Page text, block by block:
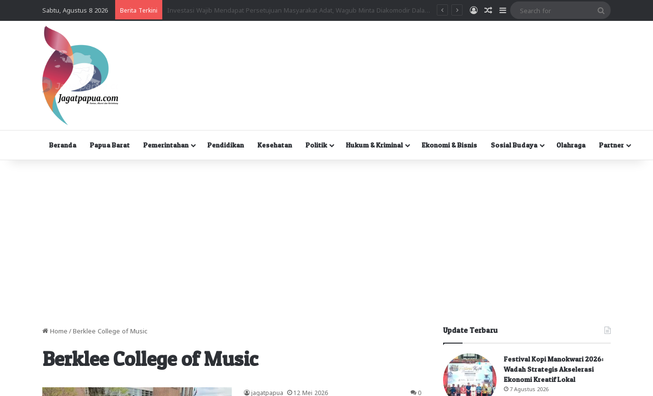
Sabtu, Agustus 8 2026 Berita Terkini MasukRandom Article
Sidebar
Beranda Papua Barat Pemerintahan Pendidikan Kesehatan Politik Hukum & Kriminal Ekonomi & Bisnis Sosial Budaya Olahraga Partner
Home / Berklee College of Music
Berklee College of Music
jagatpapua 12 Mei 2026 0
Update Terbaru
Festival Kopi Manokwari 2026:
Wadah Strategis Akselerasi
Ekonomi Kreatif Lokal
7 Agustus 2026